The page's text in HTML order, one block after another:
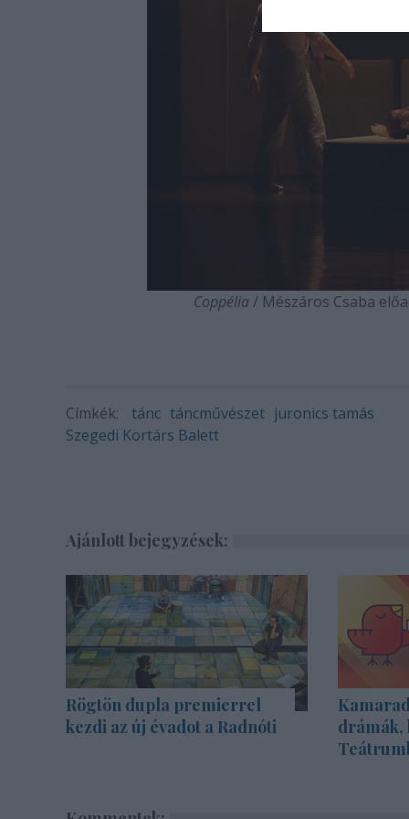
Coppélia/ Mészáros Csaba
Címkék: tánc táncművészet juronics tamás
Szegedi Kortárs Balett
Ajánlott bejegyzések:
Rögtön dupla premierrel
kezdi az új évadot a Radnóti
drámák,